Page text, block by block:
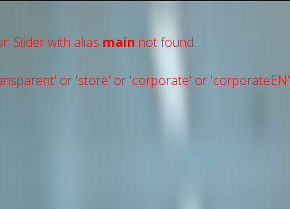
Slider with alias main not found.
or 'store' or 'сorporate' or 'corporateEN'